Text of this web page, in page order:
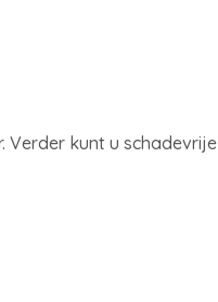
Verder kunt u schadevrije